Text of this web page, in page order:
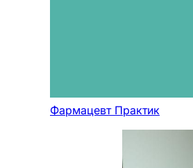
Фармацевт Практик